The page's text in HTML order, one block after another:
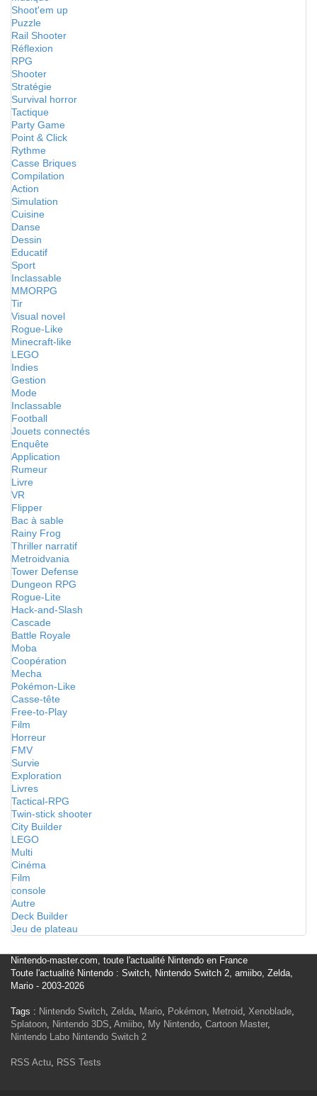
Shoot'em up
Puzzle
Rail Shooter
Réflexion
RPG
Shooter
Stratégie
Survival horror
Tactique
Party Game
Point & Click
Rythme
Casse Briques
Compilation
Action
Simulation
Cuisine
Danse
Dessin
Educatif
Sport
Inclassable
MMORPG
Tir
Visual novel
Rogue-Like
Minecraft-like
LEGO
Indies
Gestion
Mode
Inclassable
Football
Jouets connectés
Enquête
Application
Rumeur
Livre
VR
Flipper
Bac à sable
Rainy Frog
Thriller narratif
Metroidvania
Tower Defense
Dungeon RPG
Rogue-Lite
Hack-and-Slash
Cascade
Battle Royale
Moba
Coopération
Mecha
Pokémon-Like
Casse-tête
Free-to-Play
Film
Horreur
FMV
Survie
Exploration
Livres
Tactical-RPG
Twin-stick shooter
City Builder
LEGO
Multi
Cinéma
Film
console
Autre
Deck Builder
Jeu de plateau
Nintendo-master.com, toute l'actualité Nintendo en France
Toute l'actualité Nintendo : Switch, Nintendo Switch 2, amiibo, Zelda,
Mario - 2003-2026
Tags : Nintendo Switch, Zelda, Mario, Pokémon, Metroid, Xenoblade,
Splatoon, Nintendo 3DS, Amiibo, My Nintendo, Cartoon Master,
Nintendo Labo Nintendo Switch 2
RSS Actu, RSS Tests